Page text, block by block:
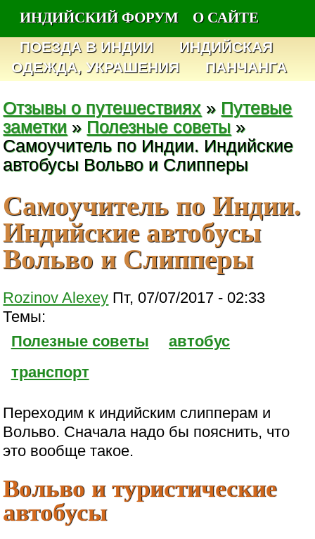
ИНДИЙСКИЙ ФОРУМ
О САЙТЕ
ПОЕЗДА В ИНДИИ
ИНДИЙСКАЯ
ОДЕЖДА, УКРАШЕНИЯ
ПАНЧАНГА
Отзывы о путешествиях » Путевые
заметки » Полезные советы »
Самоучитель по Индии. Индийские
автобусы Вольво и Слипперы
Самоучитель по Индии.
Индийские автобусы
Вольво и Слипперы
Rozinov Alexey Пт, 07/07/2017 - 02:33
Темы:
Полезные советы
автобус
транспорт
Переходим к индийским слипперам и
Вольво. Сначала надо бы пояснить, что
это вообще такое.
Вольво и туристические
автобусы